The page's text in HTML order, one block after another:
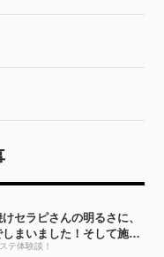
セラピさんの明るさに、
まいました！そして施術
した！！
テ体験談！